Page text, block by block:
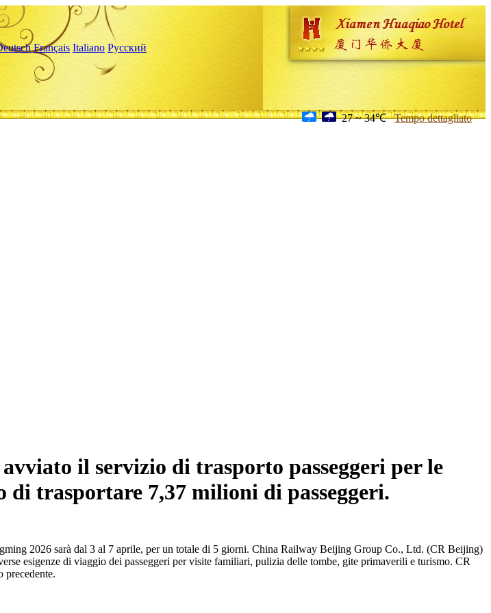
Français Italiano Русский
27 ~ 34℃ Tempo dettagliato
il servizio di trasporto passeggeri per le
trasportare 7,37 milioni di passeggeri.
2026 sarà dal 3 al 7 aprile, per un totale di 5 giorni. China Railway Beijing Group Co., Ltd. (CR Beijing)
esigenze di viaggio dei passeggeri per visite familiari, pulizia delle tombe, gite primaverili e turismo. CR
precedente.